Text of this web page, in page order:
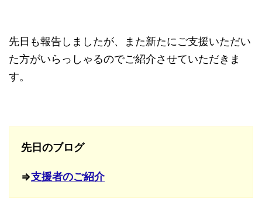
先日も報告しましたが、また新たにご支援いただい
た方がいらっしゃるのでご紹介させていただきま
す。
先日のブログ
⇒支援者のご紹介